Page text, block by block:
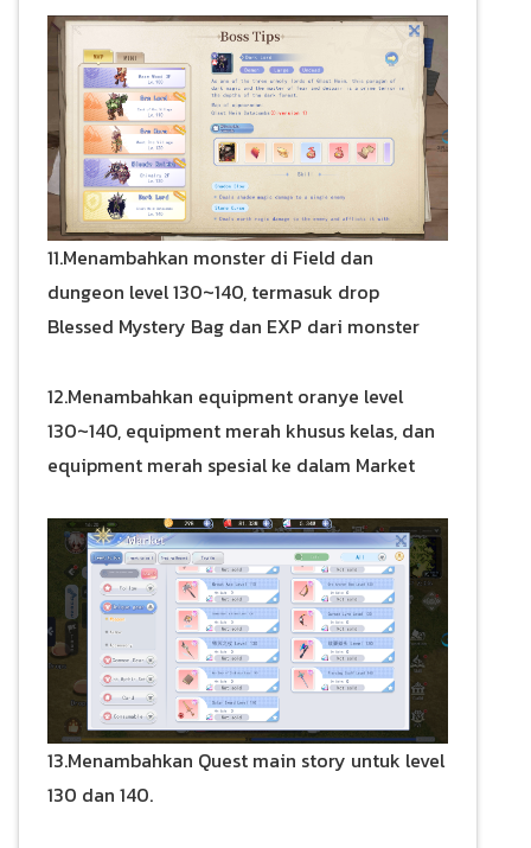
11.Menambahkan monster di Field dan
dungeon level 130~140, termasuk drop
Blessed Mystery Bag dan EXP dari monster
12.Menambahkan equipment oranye level
130~140, equipment merah khusus kelas, dan
equipment merah spesial ke dalam Market
13.Menambahkan Quest main story untuk level
130 dan 140.